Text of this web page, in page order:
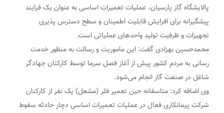
پالایشگاه گاز پارسیان، عملیات تعمیرات اساسی به عنوان یک فرایند
پیشگیرانه برای افزایش قابلیت اطمینان و سطح دسترس پذیری
تجهیزات و ظرفیت تولید واحدهای عملیاتی است.
محمدحسین بهزادی گفت:‌ این ماموریت و رسالت به منظور خدمت
رسانی به مردم کشور پیش از آغاز فصل سرما توسط کارکنان جهادگر
شاغل در صنعت گاز انجام می‌شود.
وی اضافه کرد:‌ متاسفانه حین تعمیر فلر (مشعل) یک نفر از کارکنان
شرکت پیمانکاری فعال در عملیات تعمیرات اساسی دچار حادثه سقوط